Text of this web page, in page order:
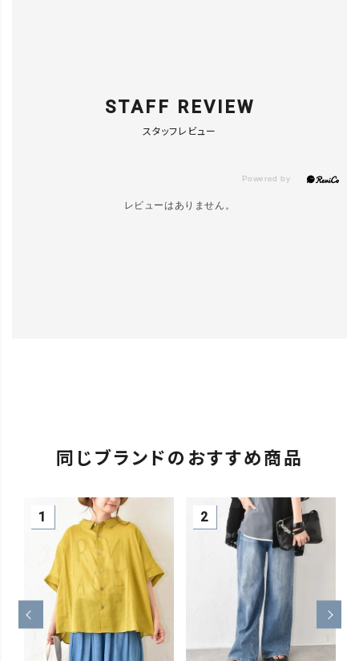
STAFF REVIEW
スタッフレビュー
レビューはありません。
同じブランドのおすすめ商品